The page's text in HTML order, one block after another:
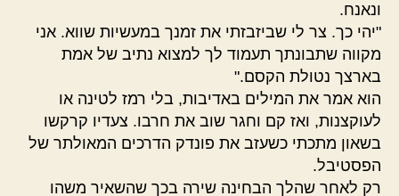
ונאנח.
"יהי כך. צר לי שביזבזתי את זמנך במעשיות שווא. אני
מקווה שתבונתך תעמוד לך למצוא נתיב של אמת
בארצך נטולת הקסם."
הוא אמר את המילים באדיבות, בלי רמז לטינה או
לעוקצנות, ואז קם וחגר שוב את חרבו. צעדיו קרקשו
בשאון מתכתי כשעזב את פונדק הדרכים המאולתר של
הפסטיבל.
רק לאחר שהלך הבחינה שירה בכך שהשאיר משהו